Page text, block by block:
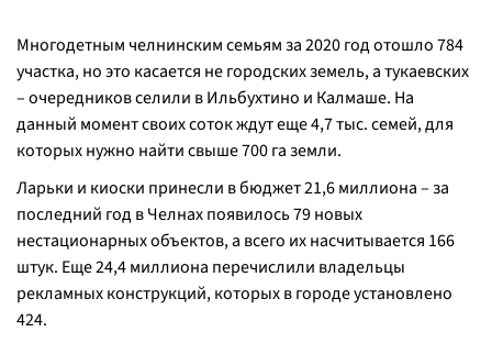
Многодетным челнинским семьям за 2020 год отошло 784
участка, но это касается не городских земель, а тукаевских
– очередников селили в Ильбухтино и Калмаше. На
данный момент своих соток ждут еще 4,7 тыс. семей, для
которых нужно найти свыше 700 га земли.
Ларьки и киоски принесли в бюджет 21,6 миллиона – за
последний год в Челнах появилось 79 новых
нестационарных объектов, а всего их насчитывается 166
штук. Еще 24,4 миллиона перечислили владельцы
рекламных конструкций, которых в городе установлено
424.